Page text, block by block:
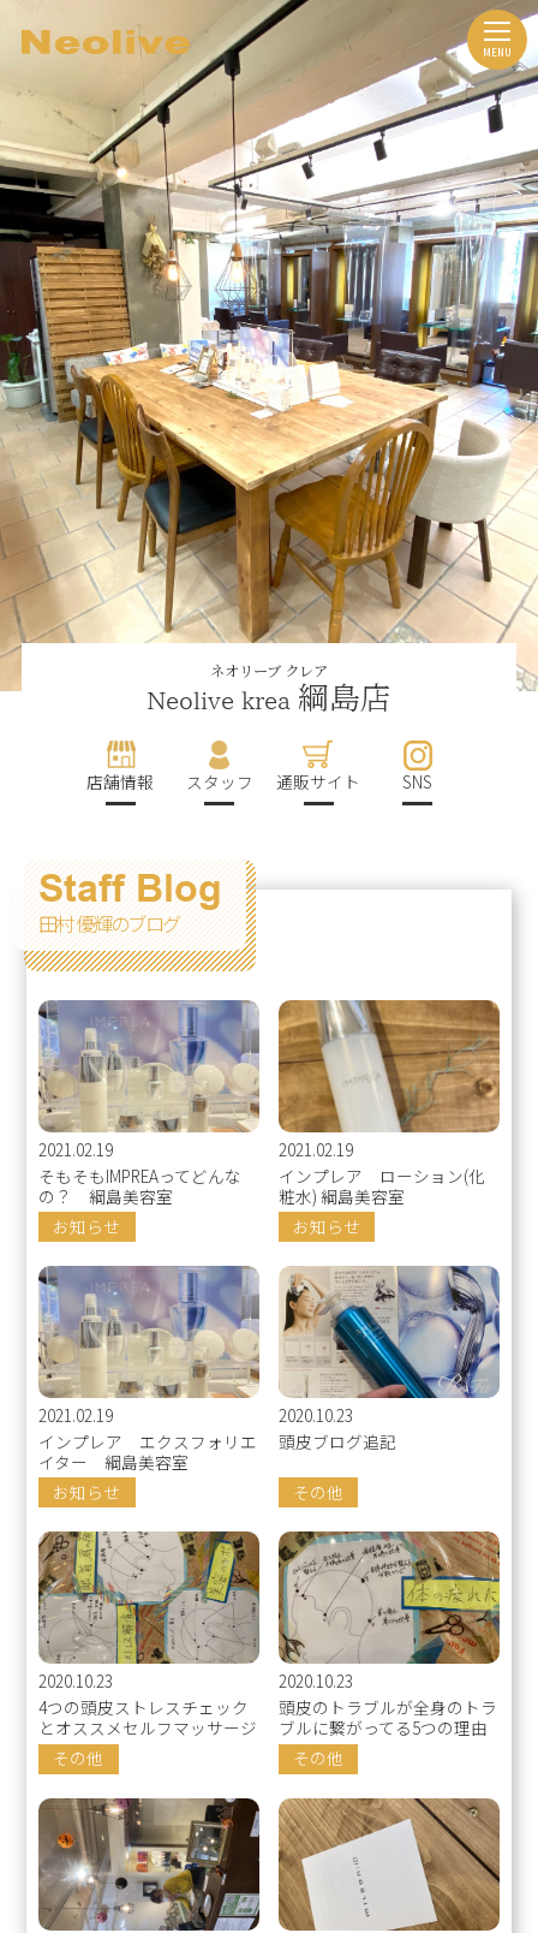
ネオリーブ クレア
Neolive krea 綱島店
店舗情報 スタッフ 通販サイト SNS
Staff Blog
田村 優輝のブログ
2021.02.19
そもそもIMPREAってどんな
の？ 綱島美容室
お知らせ
2021.02.19
インプレア ローション(化
粧水) 綱島美容室
お知らせ
2021.02.19
インプレア エクスフォリエ
イター 綱島美容室
お知らせ
2020.10.23
頭皮ブログ追記
その他
2020.10.23
4つの頭皮ストレスチェック
とオススメセルフマッサージ
その他
2020.10.23
頭皮のトラブルが全身のトラ
ブルに繋がってる5つの理由
その他